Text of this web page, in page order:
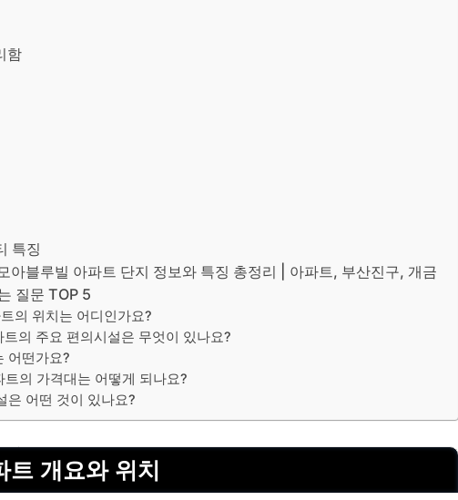
함
특징
아블루빌 아파트 단지 정보와 특징 총정리 | 아파트, 부산진구, 개금
질문 TOP 5
의 위치는 어디인가요?
의 주요 편의시설은 무엇이 있나요?
어떤가요?
의 가격대는 어떻게 되나요?
은 어떤 것이 있나요?
개요와 위치